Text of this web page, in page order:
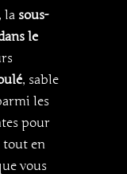
la sous-
le
, sable
les
pour
tout en
vous